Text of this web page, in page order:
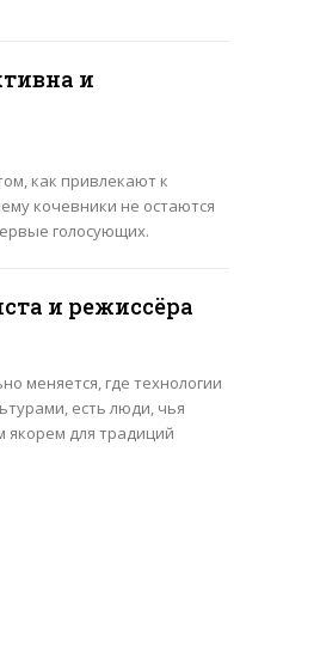
и
как привлекают к
кочевники не остаются
голосующих.
и режиссёра
меняется, где технологии
есть люди, чья
якорем для традиций